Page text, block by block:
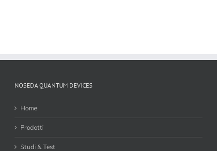
NOSEDA QUANTUM DEVICES
Home
Prodotti
Studi & Test